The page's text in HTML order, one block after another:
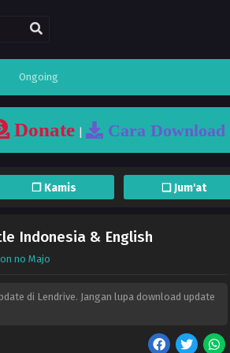
Ongoing
Donate Cara Download
❐ Kamis ❏ Jum'at
Indonesia & English
no Majo
di Lendrive. Jangan lupa download update